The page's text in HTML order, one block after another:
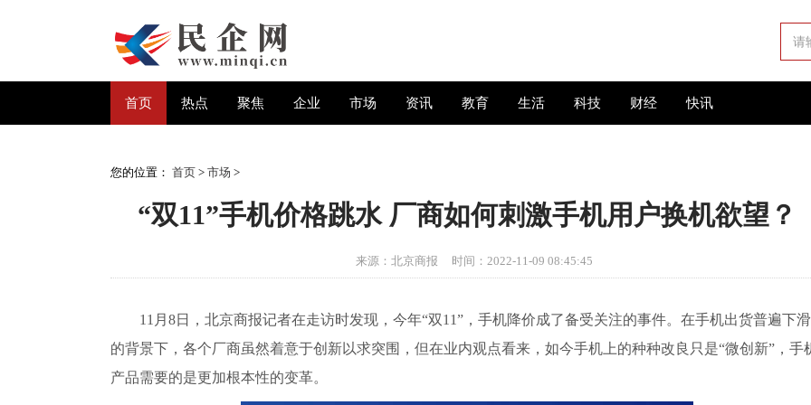
首页 热点 聚焦 企业 市场 资讯 教育 生活 科技 财经 快讯
您的位置： 首页 > 市场 >
“双11”手机价格跳水 厂商如何刺激手机用户换机欲望？
来源：北京商报 时间：2022-11-09 08:45:45
11月8日，北京商报记者在走访时发现，今年“双11”，手机降价成了备受关注的事件。在手机出货普遍下滑
的背景下，各个厂商虽然着意于创新以求突围，但在业内观点看来，如今手机上的种种改良只是“微创新”，手
产品需要的是更加根本性的变革。